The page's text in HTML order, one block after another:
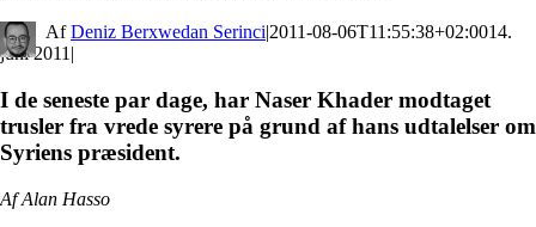
By Deniz Berxwedan Serinci|2011-08-06T11:55:38+02:0014.
juni 2011|
I de seneste par dage, har Naser Khader modtaget
trusler fra vrede syrere på grund af hans udtalelser om
Syriens præsident.
Af Alan Hasso